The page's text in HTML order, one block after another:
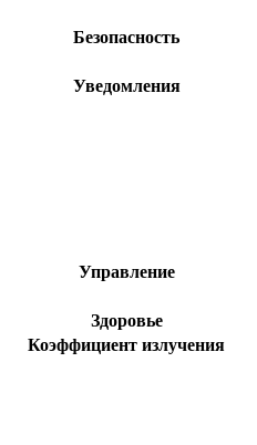
Безопасность
Уведомления
Управление
Здоровье
Коэффициент излучения